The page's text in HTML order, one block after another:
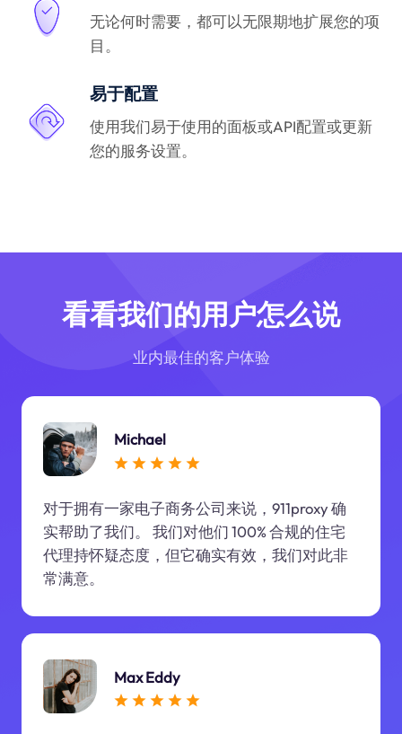
无论何时需要，都可以无限期地扩展您的项
目。
易于配置
使用我们易于使用的面板或API配置或更新
您的服务设置。
看看我们的用户怎么说
业内最佳的客户体验
Michael
对于拥有一家电子商务公司来说，911proxy 确
实帮助了我们。 我们对他们 100% 合规的住宅
代理持怀疑态度，但它确实有效，我们对此非
常满意。
Max Eddy